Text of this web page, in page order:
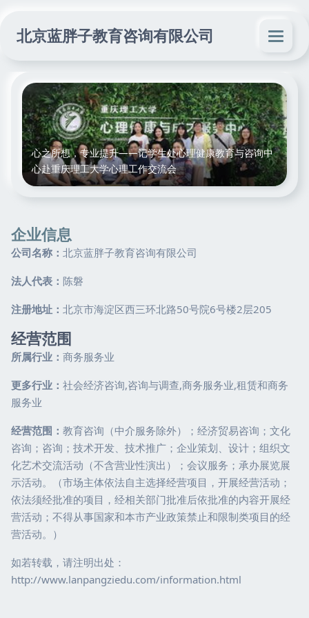
北京蓝胖子教育咨询有限公司
心之所想，专业提升——记学生处心理健康教育与咨询中
心赴重庆理工大学心理工作交流会
企业信息
公司名称： 北京蓝胖子教育咨询有限公司
法人代表： 陈磐
注册地址： 北京市海淀区西三环北路50号院6号楼2层205
经营范围
所属行业： 商务服务业
更多行业： 社会经济咨询,咨询与调查,商务服务业,租赁和商务
服务业
经营范围： 教育咨询（中介服务除外）；经济贸易咨询；文化
咨询；咨询；技术开发、技术推广；企业策划、设计；组织文
化艺术交流活动（不含营业性演出）；会议服务；承办展览展
示活动。（市场主体依法自主选择经营项目，开展经营活动；
依法须经批准的项目，经相关部门批准后依批准的内容开展经
营活动；不得从事国家和本市产业政策禁止和限制类项目的经
营活动。）
如若转载，请注明出处：
http://www.lanpangziedu.com/information.html